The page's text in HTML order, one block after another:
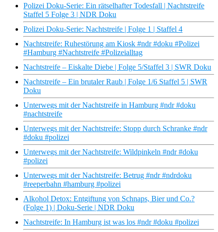
Polizei Doku-Serie: Ein rätselhafter Todesfall | Nachtstreife
Staffel 5 Folge 3 | NDR Doku
Polizei Doku-Serie: Nachtstreife | Folge 1 | Staffel 4
Nachtstreife: Ruhestörung am Kiosk #ndr #doku #Polizei
#Hamburg #Nachtstreife #Polizeialltag
Nachtstreife – Eiskalte Diebe | Folge 5/Staffel 3 | SWR Doku
Nachtstreife – Ein brutaler Raub | Folge 1/6 Staffel 5 | SWR
Doku
Unterwegs mit der Nachtstreife in Hamburg #ndr #doku
#nachtstreife
Unterwegs mit der Nachtstreife: Stopp durch Schranke #ndr
#doku #polizei
Unterwegs mit der Nachtstreife: Wildpinkeln #ndr #doku
#polizei
Unterwegs mit der Nachtstreife: Betrug #ndr #ndrdoku
#reeperbahn #hamburg #polizei
Alkohol Detox: Entgiftung von Schnaps, Bier und Co.?
(Folge 1) | Doku-Serie | NDR Doku
Nachtstreife: In Hamburg ist was los #ndr #doku #polizei